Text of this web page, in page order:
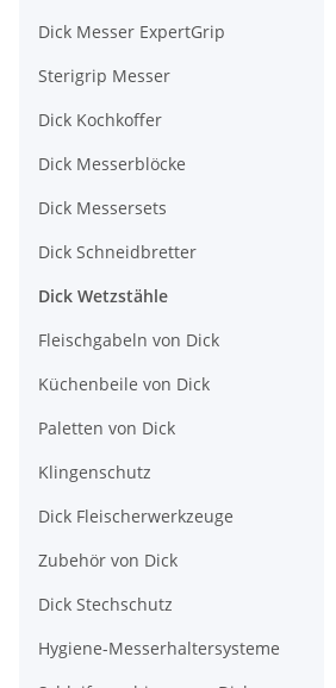
Dick Messer ExpertGrip
Sterigrip Messer
Dick Kochkoffer
Dick Messerblöcke
Dick Messersets
Dick Schneidbretter
Dick Wetzstähle
Fleischgabeln von Dick
Küchenbeile von Dick
Paletten von Dick
Klingenschutz
Dick Fleischerwerkzeuge
Zubehör von Dick
Dick Stechschutz
Hygiene-Messerhaltersysteme